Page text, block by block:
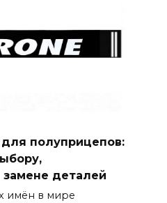
для полуприцепов:
деталей
имён в мире